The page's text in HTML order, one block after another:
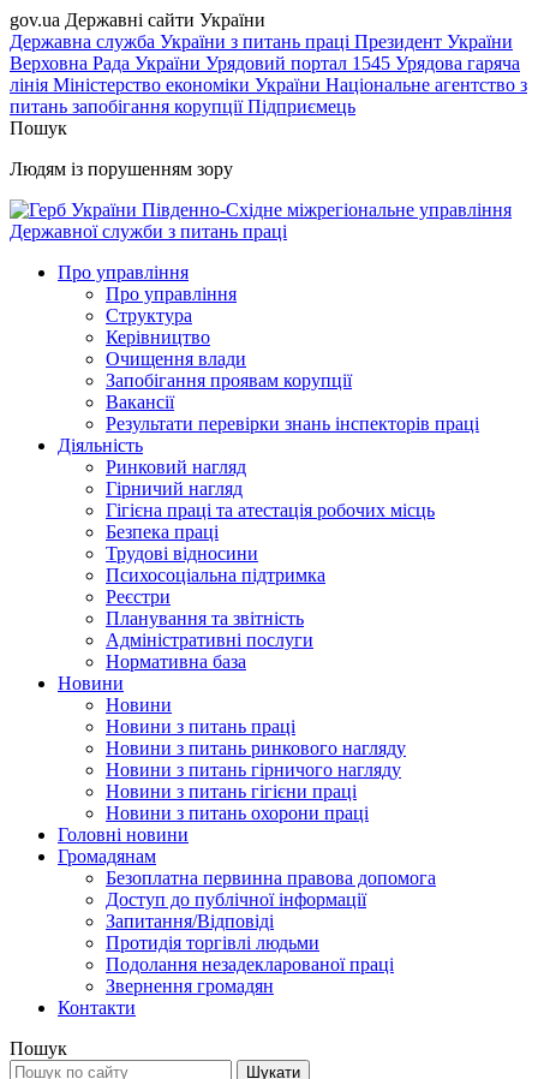
gov.ua Державні сайти України
Державна служба України з питань праці Президент України
Верховна Рада України Урядовий портал 1545 Урядова гаряча
лінія Міністерство економіки України Національне агентство з
питань запобігання корупціїПідприємець
Пошук
Людям із порушенням зору
Південно-Східне міжрегіональне управління
Державної служби з питань праці
Про управління
Про управління
Структура
Керівництво
Очищення влади
Запобігання проявам корупції
Вакансії
Результати перевірки знань інспекторів праці
Діяльність
Ринковий нагляд
Гірничий нагляд
Гігієна праці та атестація робочих місць
Безпека праці
Трудові відносини
Психосоціальна підтримка
Реєстри
Планування та звітність
Адміністративні послуги
Нормативна база
Новини
Новини
Новини з питань праці
Новини з питань ринкового нагляду
Новини з питань гірничого нагляду
Новини з питань гігієни праці
Новини з питань охорони праці
Головні новини
Громадянам
Безоплатна первинна правова допомога
Доступ до публічної інформації
Запитання/Відповіді
Протидія торгівлі людьми
Подолання незадекларованої праці
Звернення громадян
Контакти
Пошук